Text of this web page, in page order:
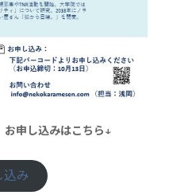
お申し込みはこちら↓
込み